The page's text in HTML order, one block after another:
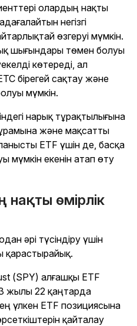
олардың нақты
негізгі
өзгеруі мүмкін.
шығындары төмен болуы
көтереді, ал
бірегей сақтау және
мүмкін.
нарық тұрақтылығына
және мақсатты
ETF үшін де, басқа
мүмкін екенін атап өту
нақты өмірлік
әрі түсіндіру үшін
қарастырайық.
(SPY) алғашқы ETF
жылы 22 қаңтарда
үлкен ETF позициясына
қайталау